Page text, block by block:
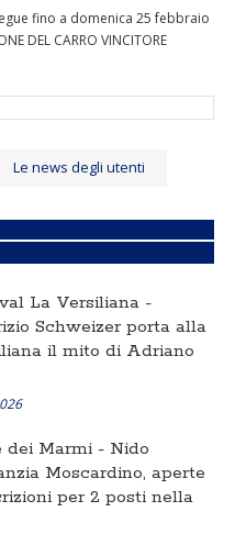
fino a domenica 25 febbraio
DEL CARRO VINCITORE
Le news degli utenti
La Versiliana -
Schweizer porta alla
il mito di Adriano
dei Marmi - Nido
Moscardino, aperte
per 2 posti nella